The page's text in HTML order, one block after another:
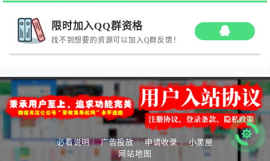
限时加入QQ群资格
找不到想要的资源可以加入Q群反馈！
必看说明 | 广告投放 | 申请收录 | 小黑屋
网站地图